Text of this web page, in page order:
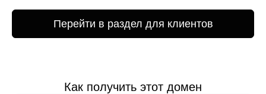
Перейти в раздел для клиентов
Как получить этот домен